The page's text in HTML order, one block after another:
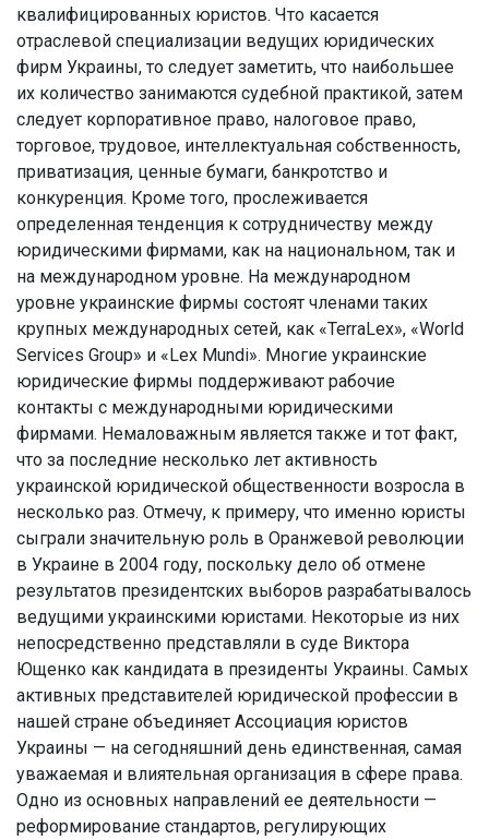
квалифицированных юристов. Что касается
отраслевой специализации ведущих юридических
фирм Украины, то следует заметить, что наибольшее
их количество занимаются судебной практикой, затем
следует корпоративное право, налоговое право,
торговое, трудовое, интеллектуальная собственность,
приватизация, ценные бумаги, банкротство и
конкуренция. Кроме того, прослеживается
определенная тенденция к сотрудничеству между
юридическими фирмами, как на национальном, так и
на международном уровне. На международном
уровне украинские фирмы состоят членами таких
крупных международных сетей, как «TerraLex», «World
Services Group» и «Lex Mundi». Многие украинские
юридические фирмы поддерживают рабочие
контакты с международными юридическими
фирмами. Немаловажным является также и тот факт,
что за последние несколько лет активность
украинской юридической общественности возросла в
несколько раз. Отмечу, к примеру, что именно юристы
сыграли значительную роль в Оранжевой революции
в Украине в 2004 году, поскольку дело об отмене
результатов президентских выборов разрабатывалось
ведущими украинскими юристами. Некоторые из них
непосредственно представляли в суде Виктора
Ющенко как кандидата в президенты Украины. Самых
активных представителей юридической профессии в
нашей стране объединяет Ассоциация юристов
Украины — на сегодняшний день единственная, самая
уважаемая и влиятельная организация в сфере права.
Одно из основных направлений ее деятельности —
реформирование стандартов, регулирующих